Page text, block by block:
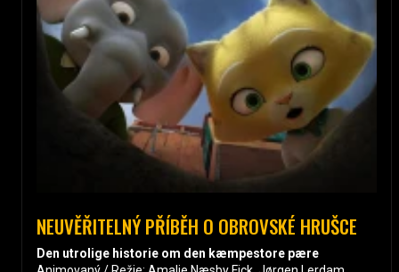
NEUVĚŘITELNÝ PŘÍBĚH O OBROVSKÉ HRUŠCE
Den utrolige historie om den kæmpestore pære